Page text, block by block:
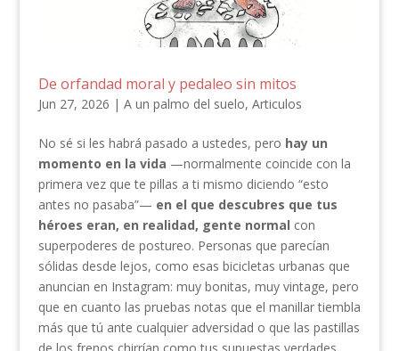
De orfandad moral y pedaleo sin mitos
Jun 27, 2026 | A un palmo del suelo, Articulos
No sé si les habrá pasado a ustedes, pero hay un
momento en la vida —normalmente coincide con la
primera vez que te pillas a ti mismo diciendo “esto
antes no pasaba”— en el que descubres que tus
héroes eran, en realidad, gente normal con
superpoderes de postureo. Personas que parecían
sólidas desde lejos, como esas bicicletas urbanas que
anuncian en Instagram: muy bonitas, muy vintage, pero
que en cuanto las pruebas notas que el manillar tiembla
más que tú ante cualquier adversidad o que las pastillas